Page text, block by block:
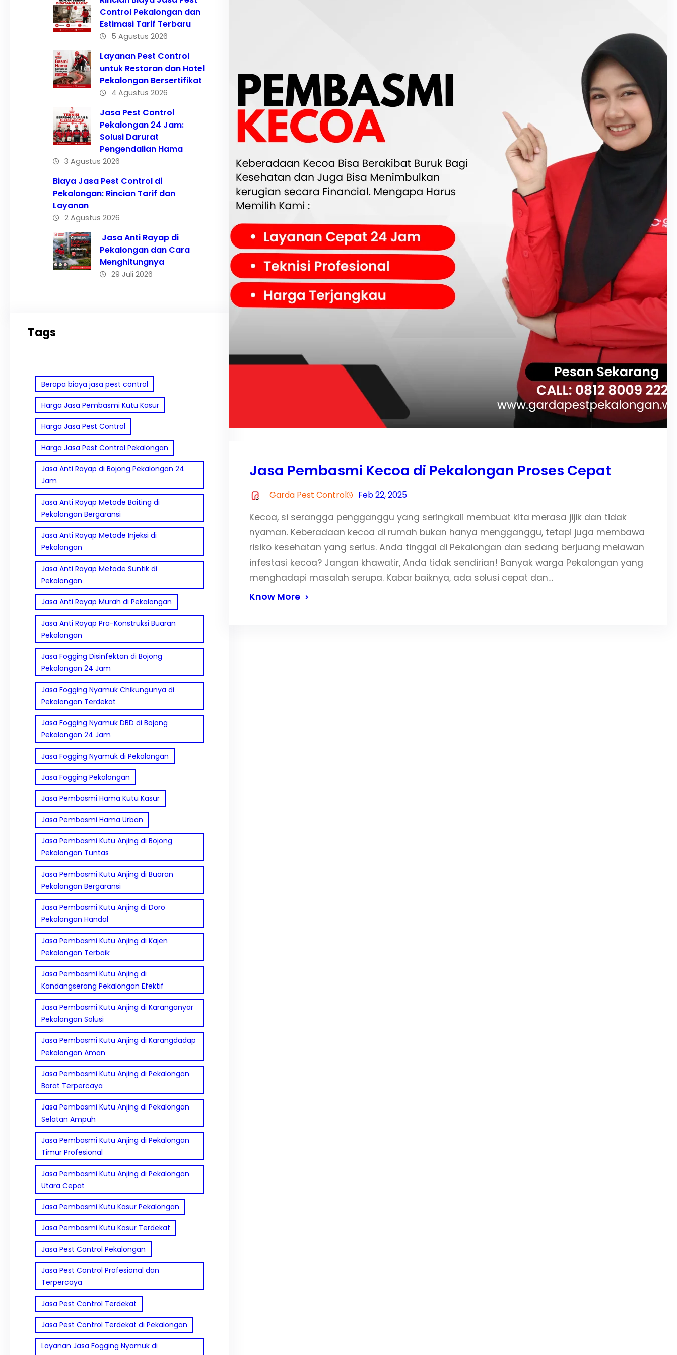
Control Pekalongan dan
Estimasi Tarif Terbaru
5 Agustus 2026
Layanan Pest Control
untuk Restoran dan Hotel
Pekalongan Bersertifikat
4 Agustus 2026
Jasa Pest Control
Pekalongan 24 Jam:
Solusi Darurat
Pengendalian Hama
3 Agustus 2026
Biaya Jasa Pest Control di
Pekalongan: Rincian Tarif dan
Layanan
2 Agustus 2026
Jasa Anti Rayap di
Pekalongan dan Cara
Menghitungnya
29 Juli 2026
Tags
Berapa biaya jasa pest control
Harga Jasa Pembasmi Kutu Kasur
Harga Jasa Pest Control
Harga Jasa Pest Control Pekalongan
Jasa Anti Rayap di Bojong Pekalongan 24
Jam
Jasa Anti Rayap Metode Baiting di
Pekalongan Bergaransi
Jasa Anti Rayap Metode Injeksi di
Pekalongan
Jasa Anti Rayap Metode Suntik di
Pekalongan
Jasa Anti Rayap Murah di Pekalongan
Jasa Anti Rayap Pra-Konstruksi Buaran
Pekalongan
Jasa Fogging Disinfektan di Bojong
Pekalongan 24 Jam
Jasa Fogging Nyamuk Chikungunya di
Pekalongan Terdekat
Jasa Fogging Nyamuk DBD di Bojong
Pekalongan 24 Jam
Jasa Fogging Nyamuk di Pekalongan
Jasa Fogging Pekalongan
Jasa Pembasmi Hama Kutu Kasur
Jasa Pembasmi Hama Urban
Jasa Pembasmi Kutu Anjing di Bojong
Pekalongan Tuntas
Jasa Pembasmi Kutu Anjing di Buaran
Pekalongan Bergaransi
Jasa Pembasmi Kutu Anjing di Doro
Pekalongan Handal
Jasa Pembasmi Kutu Anjing di Kajen
Pekalongan Terbaik
Jasa Pembasmi Kutu Anjing di
Kandangserang Pekalongan Efektif
Jasa Pembasmi Kutu Anjing di Karanganyar
Pekalongan Solusi
Jasa Pembasmi Kutu Anjing di Karangdadap
Pekalongan Aman
Jasa Pembasmi Kutu Anjing di Pekalongan
Barat Terpercaya
Jasa Pembasmi Kutu Anjing di Pekalongan
Selatan Ampuh
Jasa Pembasmi Kutu Anjing di Pekalongan
Timur Profesional
Jasa Pembasmi Kutu Anjing di Pekalongan
Utara Cepat
Jasa Pembasmi Kutu Kasur Pekalongan
Jasa Pembasmi Kutu Kasur Terdekat
Jasa Pest Control Pekalongan
Jasa Pest Control Profesional dan
Terpercaya
Jasa Pest Control Terdekat
Jasa Pest Control Terdekat di Pekalongan
Layanan Jasa Fogging Nyamuk di
Jasa Pembasmi Kecoa di Pekalongan Proses Cepat
Garda Pest Control Feb 22, 2025
Kecoa, si serangga pengganggu yang seringkali membuat kita merasa jijik dan tidak
nyaman. Keberadaan kecoa di rumah bukan hanya mengganggu, tetapi juga membawa
risiko kesehatan yang serius. Anda tinggal di Pekalongan dan sedang berjuang melawan
infestasi kecoa? Jangan khawatir, Anda tidak sendirian! Banyak warga Pekalongan yang
menghadapi masalah serupa. Kabar baiknya, ada solusi cepat dan…
Know More